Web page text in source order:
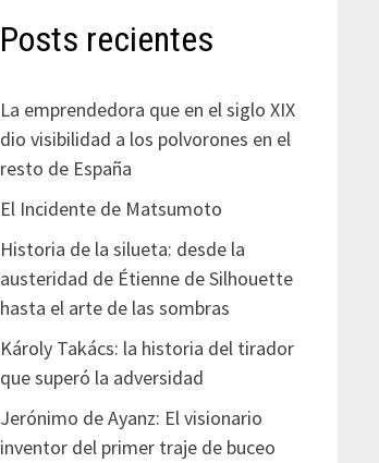
Posts recientes
La emprendedora que en el siglo XIX
dio visibilidad a los polvorones en el
resto de España
El Incidente de Matsumoto
Historia de la silueta: desde la
austeridad de Étienne de Silhouette
hasta el arte de las sombras
Károly Takács: la historia del tirador
que superó la adversidad
Jerónimo de Ayanz: El visionario
inventor del primer traje de buceo